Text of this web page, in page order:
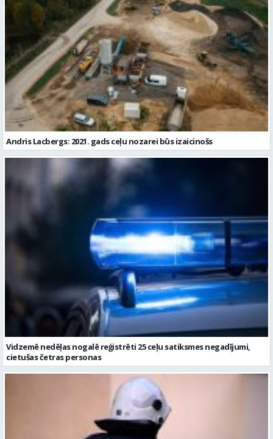
Andris Lacbergs: 2021. gads ceļu nozarei būs izaicinošs
Vidzemē nedēļas nogalē reģistrēti 25 ceļu satiksmes negadījumi,
cietušas četras personas